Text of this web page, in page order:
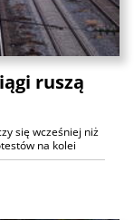
ruszą
się wcześniej niż
na kolei